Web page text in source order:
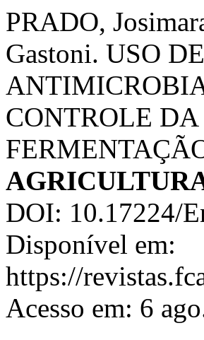
PRADO,
Gastoni. USO
CONTROLE
DOI: 10.17224/
Disponível em:
https://
Acesso em: 6